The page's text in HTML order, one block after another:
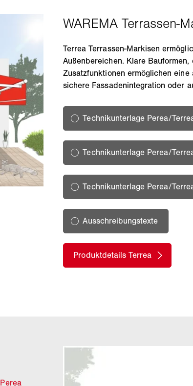
Terrea Terrassen-Markisen
Außenbereichen. Klare
Zusatzfunktionen ermöglichen
sichere Fassadenintegration oder
Perea